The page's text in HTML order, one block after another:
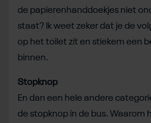
de papierenhanddoekjes niet
staat? Ik weet zeker dat je de
op het toilet zit en stiekem een
binnen.
Stopknop
En dan een hele andere
de stopknop in de bus. Waarom